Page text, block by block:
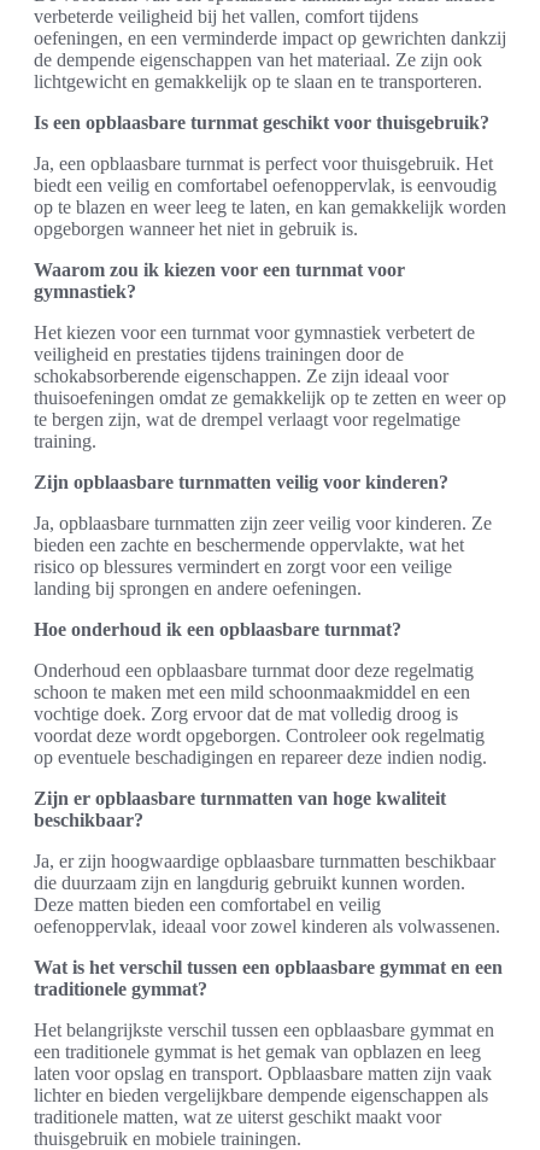
verbeterde veiligheid bij het vallen, comfort tijdens
oefeningen, en een verminderde impact op gewrichten dankzij
de dempende eigenschappen van het materiaal. Ze zijn ook
lichtgewicht en gemakkelijk op te slaan en te transporteren.
Is een opblaasbare turnmat geschikt voor thuisgebruik?
Ja, een opblaasbare turnmat is perfect voor thuisgebruik. Het
biedt een veilig en comfortabel oefenoppervlak, is eenvoudig
op te blazen en weer leeg te laten, en kan gemakkelijk worden
opgeborgen wanneer het niet in gebruik is.
Waarom zou ik kiezen voor een turnmat voor
gymnastiek?
Het kiezen voor een turnmat voor gymnastiek verbetert de
veiligheid en prestaties tijdens trainingen door de
schokabsorberende eigenschappen. Ze zijn ideaal voor
thuisoefeningen omdat ze gemakkelijk op te zetten en weer op
te bergen zijn, wat de drempel verlaagt voor regelmatige
training.
Zijn opblaasbare turnmatten veilig voor kinderen?
Ja, opblaasbare turnmatten zijn zeer veilig voor kinderen. Ze
bieden een zachte en beschermende oppervlakte, wat het
risico op blessures vermindert en zorgt voor een veilige
landing bij sprongen en andere oefeningen.
Hoe onderhoud ik een opblaasbare turnmat?
Onderhoud een opblaasbare turnmat door deze regelmatig
schoon te maken met een mild schoonmaakmiddel en een
vochtige doek. Zorg ervoor dat de mat volledig droog is
voordat deze wordt opgeborgen. Controleer ook regelmatig
op eventuele beschadigingen en repareer deze indien nodig.
Zijn er opblaasbare turnmatten van hoge kwaliteit
beschikbaar?
Ja, er zijn hoogwaardige opblaasbare turnmatten beschikbaar
die duurzaam zijn en langdurig gebruikt kunnen worden.
Deze matten bieden een comfortabel en veilig
oefenoppervlak, ideaal voor zowel kinderen als volwassenen.
Wat is het verschil tussen een opblaasbare gymmat en een
traditionele gymmat?
Het belangrijkste verschil tussen een opblaasbare gymmat en
een traditionele gymmat is het gemak van opblazen en leeg
laten voor opslag en transport. Opblaasbare matten zijn vaak
lichter en bieden vergelijkbare dempende eigenschappen als
traditionele matten, wat ze uiterst geschikt maakt voor
thuisgebruik en mobiele trainingen.